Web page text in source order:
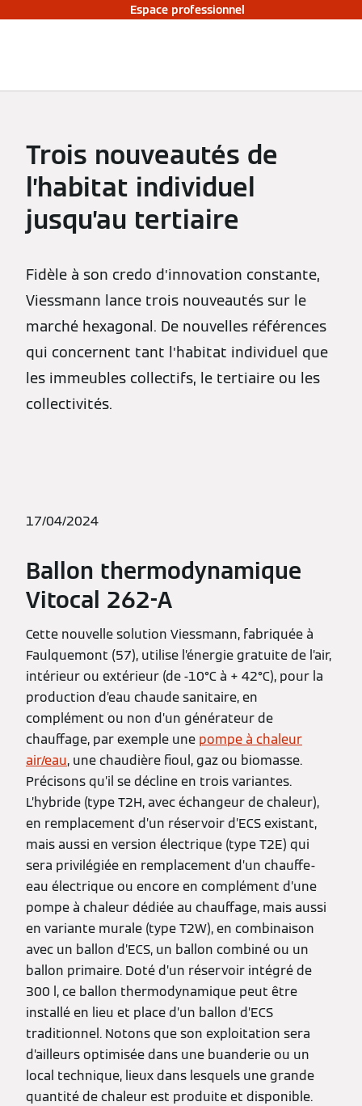
Espace professionnel
Trois nouveautés de
l’habitat individuel
jusqu’au tertiaire
Fidèle à son credo d’innovation constante,
Viessmann lance trois nouveautés sur le
marché hexagonal. De nouvelles références
qui concernent tant l’habitat individuel que
les immeubles collectifs, le tertiaire ou les
collectivités.
17/04/2024
Ballon thermodynamique
Vitocal 262-A
Cette nouvelle solution Viessmann, fabriquée à
Faulquemont (57), utilise l’énergie gratuite de l’air,
intérieur ou extérieur (de -10°C à + 42°C), pour la
production d’eau chaude sanitaire, en
complément ou non d’un générateur de
chauffage, par exemple une pompe à chaleur
air/eau, une chaudière fioul, gaz ou biomasse.
Précisons qu’il se décline en trois variantes.
L’hybride (type T2H, avec échangeur de chaleur),
en remplacement d’un réservoir d’ECS existant,
mais aussi en version électrique (type T2E) qui
sera privilégiée en remplacement d’un chauffe-
eau électrique ou encore en complément d’une
pompe à chaleur dédiée au chauffage, mais aussi
en variante murale (type T2W), en combinaison
avec un ballon d’ECS, un ballon combiné ou un
ballon primaire. Doté d’un réservoir intégré de
300 l, ce ballon thermodynamique peut être
installé en lieu et place d’un ballon d’ECS
traditionnel. Notons que son exploitation sera
d’ailleurs optimisée dans une buanderie ou un
local technique, lieux dans lesquels une grande
quantité de chaleur est produite et disponible.